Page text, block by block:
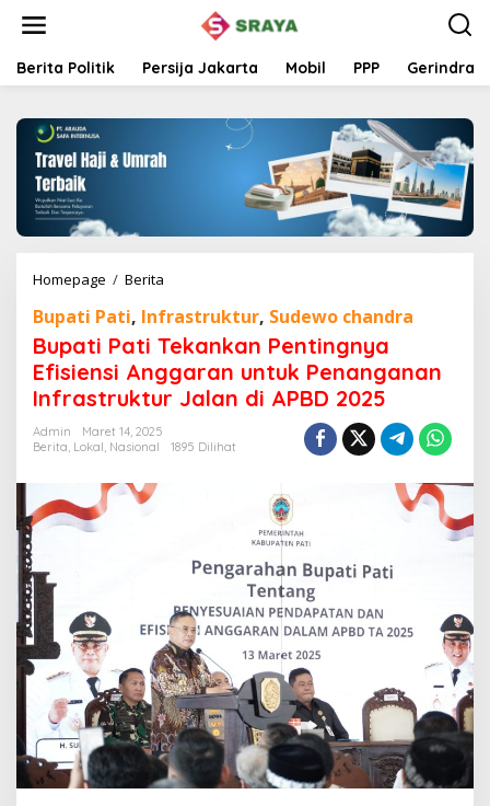
t
Berita Politik Persija Jakarta Mobil PPP Gerindra
Homepage / Berita
p
a
t
i
P
n
P
e
n
t
i
n
g
n
y
Bupati Pati, Infrastruktur, Sudewo chandra
Bupati Pati Tekankan Pentingnya
Efisiensi Anggaran untuk Penanganan
Infrastruktur Jalan di APBD 2025
Admin
Maret 14, 2025
Berita Lokal Nasional 1895 Dilihat